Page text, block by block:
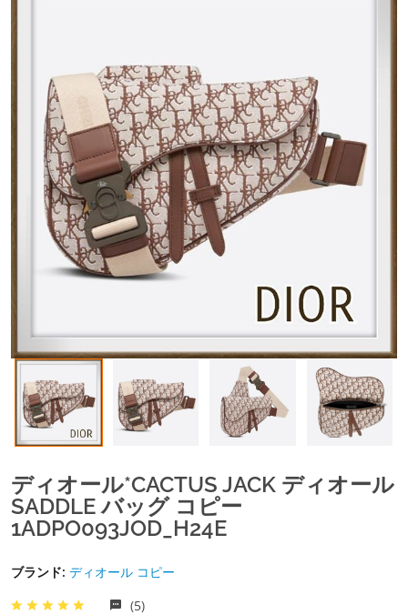
ディオール*CACTUS JACK ディオール
SADDLE バッグ コピー
1ADPO093JOD_H24E
ブランド: ディオール コピー
(5)